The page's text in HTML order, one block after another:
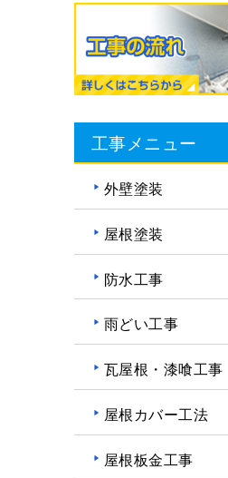
工事メニュー
外壁塗装
屋根塗装
防水工事
雨どい工事
瓦屋根・漆喰工事
屋根カバー工法
屋根板金工事